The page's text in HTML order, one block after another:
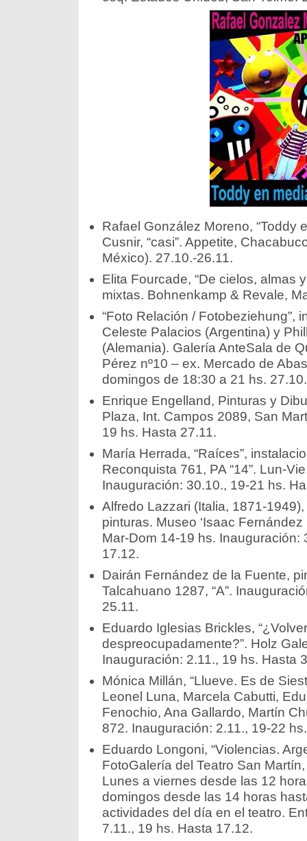
Rafael González Moreno, “Toddy
Cusnir, “casi”. Appetite,
México). 27.10.-26.11.
Elita Fourcade, “De cielos, almas
mixtas. Bohnenkamp & Revale,
“Foto Relación / Fotobeziehung”,
Celeste Palacios (Argentina) y
(Alemania). Galería AnteSala de
Pérez nº10 – ex. Mercado de
domingos de 18:30 a 21 hs.
Enrique Engelland, Pinturas y
Plaza, Int. Campos 2089, San
19 hs. Hasta 27.11.
María Herrada, “Raíces”,
Reconquista 761, PA “14”. Lun-
Inauguración: 30.10., 19-21 hs.
Alfredo Lazzari (Italia, 1871-
pinturas. Museo ‘Isaac
Mar-Dom 14-19 hs. Inauguración:
17.12.
Dairán Fernández de la Fuente,
Talcahuano 1287, “A”.
25.11.
Eduardo Iglesias Brickles,
despreocupadamente?”. Holz
Inauguración: 2.11., 19 hs. Hasta
Mónica Millán, “Llueve. Es de
Leonel Luna, Marcela Cabutti,
Fenochio, Ana Gallardo, Martín
872. Inauguración: 2.11., 19-22 hs.
Eduardo Longoni, “Violencias.
FotoGalería del Teatro San
Lunes a viernes desde las 12
domingos desde las 14 horas
actividades del día en el teatro.
7.11., 19 hs. Hasta 17.12.